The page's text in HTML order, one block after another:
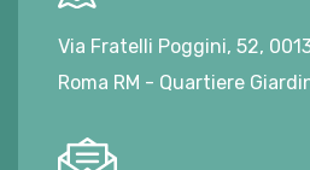
Via Fratelli Poggini, 52,
Roma RM - Quartiere